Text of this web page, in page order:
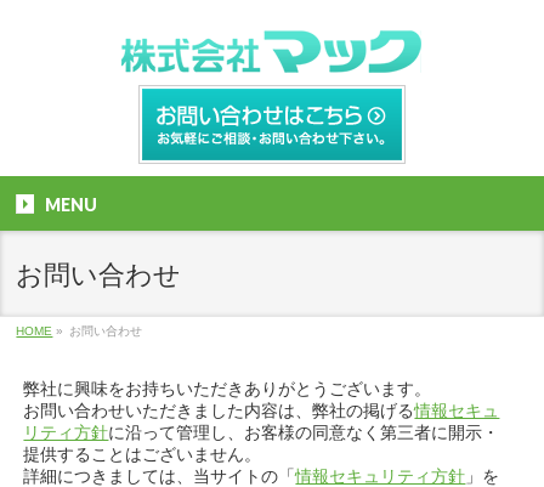
MENU
お問い合わせ
HOME » お問い合わせ
弊社に興味をお持ちいただきありがとうございます。
お問い合わせいただきました内容は、弊社の掲げる情報セキュ
リティ方針に沿って管理し、お客様の同意なく第三者に開示・
提供することはございません。
詳細につきましては、当サイトの「情報セキュリティ方針 」を